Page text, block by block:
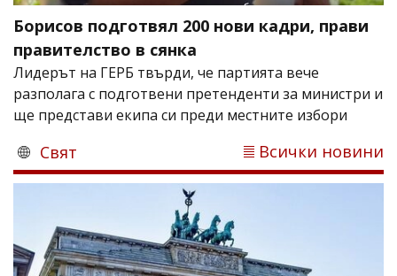
Борисов подготвял 200 нови кадри, прави
правителство в сянка
Лидерът на ГЕРБ твърди, че партията вече
разполага с подготвени претенденти за министри и
ще представи екипа си преди местните избори
Свят Всички новини